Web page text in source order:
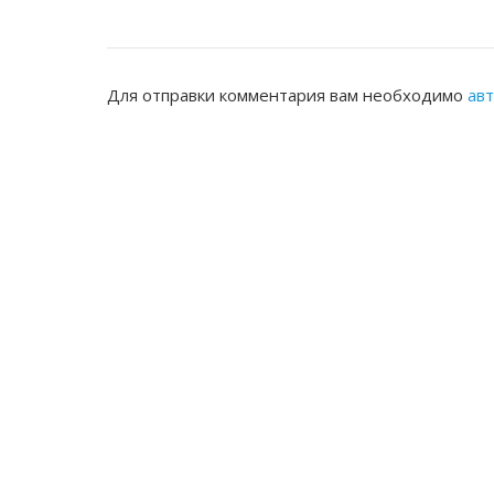
Для отправки комментария вам необходимо